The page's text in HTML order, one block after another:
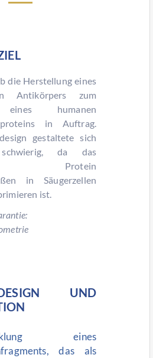
die Herstellung eines
Antikörpers zum
eines humanen
in Auftrag.
gestaltete sich
schwierig, da das
Protein
in Säugerzellen
ist.
UND
eines
das als